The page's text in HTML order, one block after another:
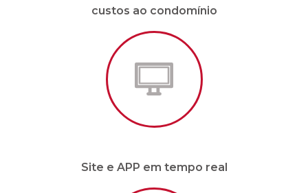
custos ao condomínio
Site e APP em tempo real